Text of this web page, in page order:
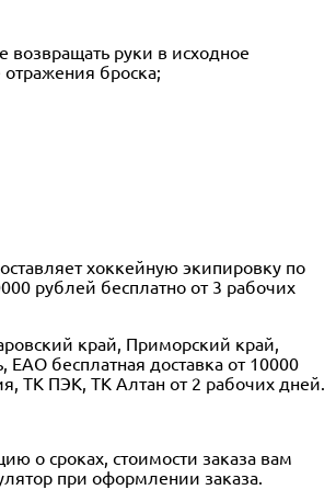
возвращать руки в исходное
броска;
хоккейную экипировку по
рублей бесплатно от 3 рабочих
край, Приморский край,
ЕАО бесплатная доставка от 10000
ТК ПЭК, ТК Алтан от 2 рабочих дней.
о сроках, стоимости заказа вам
при оформлении заказа.